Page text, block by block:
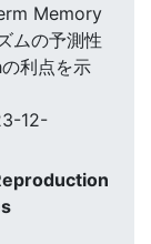
Memory
ムの予測性
利点を示
12-